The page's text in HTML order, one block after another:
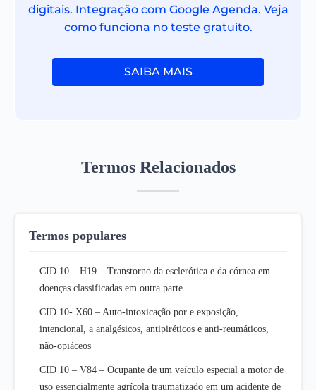
digitais. Integração com Google Agenda. Veja
como funciona no teste gratuito.
SAIBA MAIS
Termos Relacionados
Termos populares
CID 10 – H19 – Transtorno da esclerótica e da córnea em
doenças classificadas em outra parte
CID 10- X60 – Auto-intoxicação por e exposição,
intencional, a analgésicos, antipiréticos e anti-reumáticos,
não-opiáceos
CID 10 – V84 – Ocupante de um veículo especial a motor de
uso essencialmente agrícola traumatizado em um acidente de